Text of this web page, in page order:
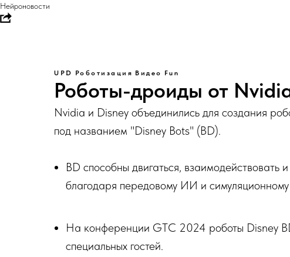
Нейроновости
UPD Роботизация Видео Fun
Роботы-дроиды от
Nvidia и Disney объединились для создания
под названием "Disney Bots" (BD).
BD способны двигаться,
благодаря передовому ИИ и
На конференции GTC 2024 роботы Disney
специальных гостей.